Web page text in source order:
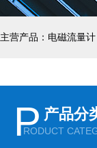
主营产品：电磁流量
P 产品分
RODUCT